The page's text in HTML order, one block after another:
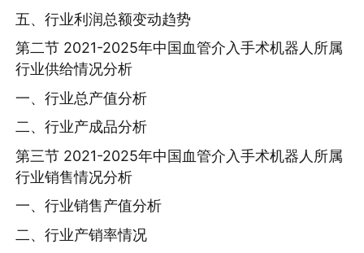
五、行业利润总额变动趋势
第二节 2021-2025年中国血管介入手术机器人所属
行业供给情况分析
一、行业总产值分析
二、行业产成品分析
第三节 2021-2025年中国血管介入手术机器人所属
行业销售情况分析
一、行业销售产值分析
二、行业产销率情况